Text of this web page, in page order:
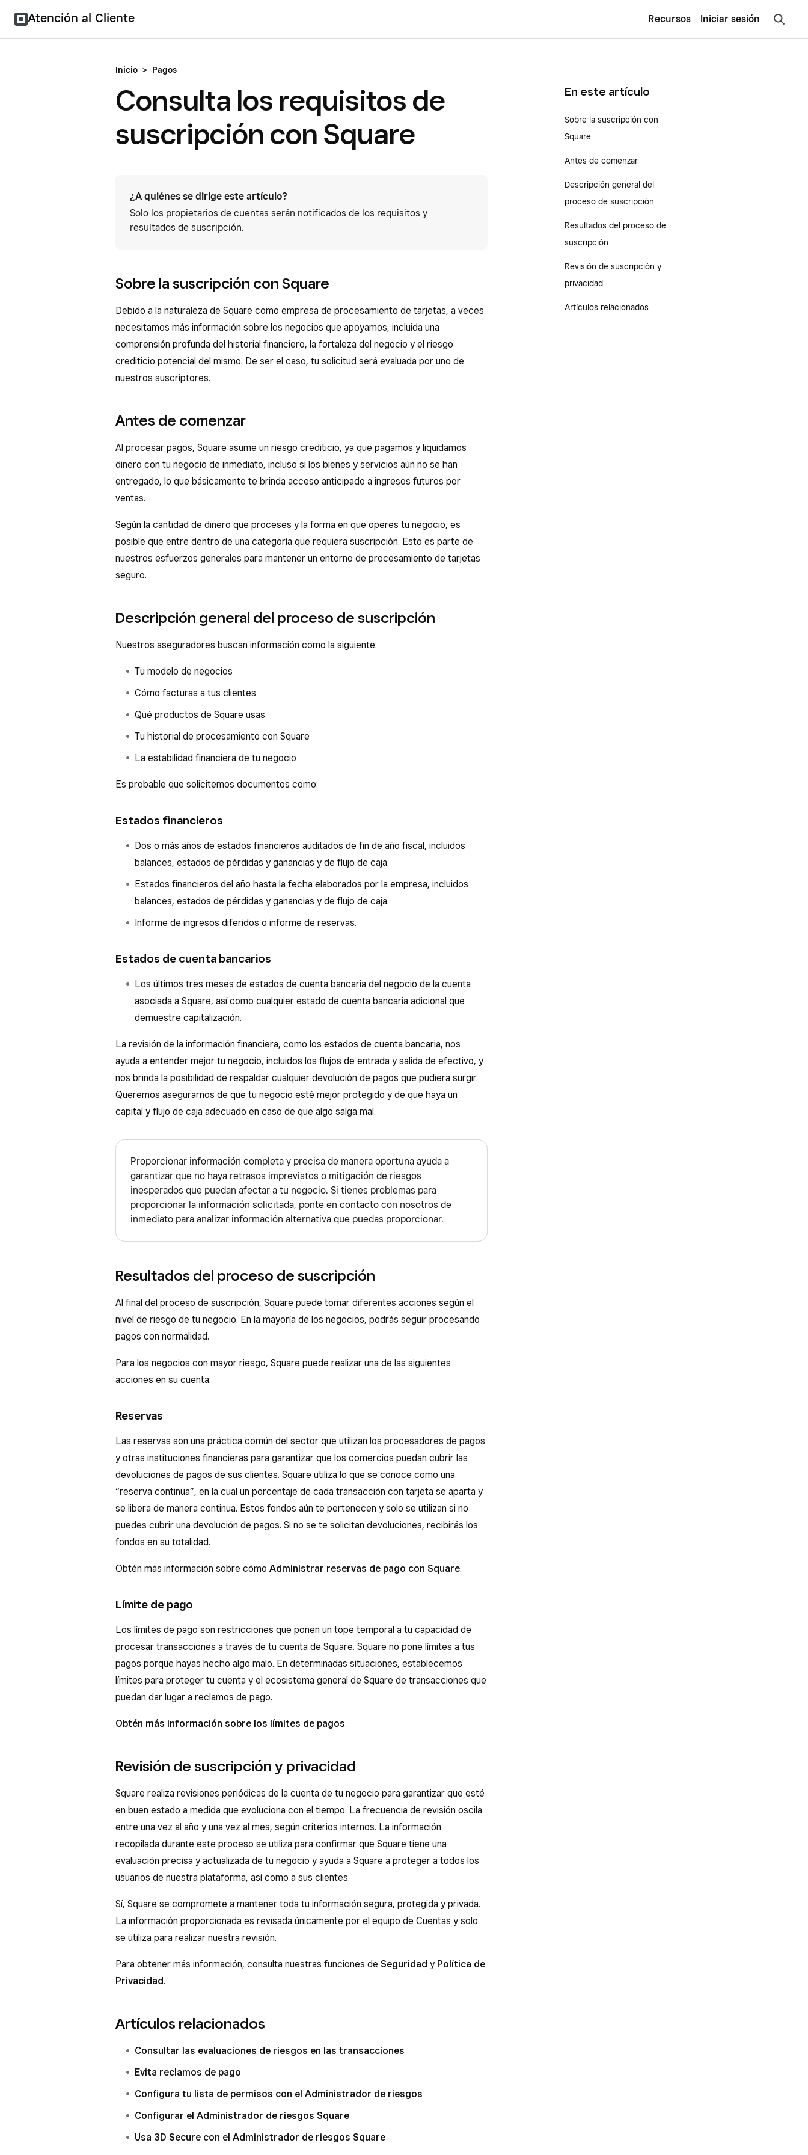
Atención al Cliente Recursos Iniciar sesión
Inicio > Pagos
Consulta los requisitos de
suscripción con Square
¿A quiénes se dirige este artículo?
Solo los propietarios de cuentas serán notificados de los requisitos y
resultados de suscripción.
Sobre la suscripción con Square
Debido a la naturaleza de Square como empresa de procesamiento de tarjetas, a veces
necesitamos más información sobre los negocios que apoyamos, incluida una
comprensión profunda del historial financiero, la fortaleza del negocio y el riesgo
crediticio potencial del mismo. De ser el caso, tu solicitud será evaluada por uno de
nuestros suscriptores.
Antes de comenzar
Al procesar pagos, Square asume un riesgo crediticio, ya que pagamos y liquidamos
dinero con tu negocio de inmediato, incluso si los bienes y servicios aún no se han
entregado, lo que básicamente te brinda acceso anticipado a ingresos futuros por
ventas.
Según la cantidad de dinero que proceses y la forma en que operes tu negocio, es
posible que entre dentro de una categoría que requiera suscripción. Esto es parte de
nuestros esfuerzos generales para mantener un entorno de procesamiento de tarjetas
seguro.
Descripción general del proceso de suscripción
Nuestros aseguradores buscan información como la siguiente:
Tu modelo de negocios
Cómo facturas a tus clientes
Qué productos de Square usas
Tu historial de procesamiento con Square
La estabilidad financiera de tu negocio
Es probable que solicitemos documentos como:
Estados financieros
Dos o más años de estados financieros auditados de fin de año fiscal, incluidos
balances, estados de pérdidas y ganancias y de flujo de caja.
Estados financieros del año hasta la fecha elaborados por la empresa, incluidos
balances, estados de pérdidas y ganancias y de flujo de caja.
Informe de ingresos diferidos o informe de reservas.
Estados de cuenta bancarios
Los últimos tres meses de estados de cuenta bancaria del negocio de la cuenta
asociada a Square, así como cualquier estado de cuenta bancaria adicional que
demuestre capitalización.
La revisión de la información financiera, como los estados de cuenta bancaria, nos
ayuda a entender mejor tu negocio, incluidos los flujos de entrada y salida de efectivo, y
nos brinda la posibilidad de respaldar cualquier devolución de pagos que pudiera surgir.
Queremos asegurarnos de que tu negocio esté mejor protegido y de que haya un
capital y flujo de caja adecuado en caso de que algo salga mal.
Proporcionar información completa y precisa de manera oportuna ayuda a
garantizar que no haya retrasos imprevistos o mitigación de riesgos
inesperados que puedan afectar a tu negocio. Si tienes problemas para
proporcionar la información solicitada, ponte en contacto con nosotros de
inmediato para analizar información alternativa que puedas proporcionar.
Resultados del proceso de suscripción
Al final del proceso de suscripción, Square puede tomar diferentes acciones según el
nivel de riesgo de tu negocio. En la mayoría de los negocios, podrás seguir procesando
pagos con normalidad.
Para los negocios con mayor riesgo, Square puede realizar una de las siguientes
acciones en su cuenta:
Reservas
Las reservas son una práctica común del sector que utilizan los procesadores de pagos
y otras instituciones financieras para garantizar que los comercios puedan cubrir las
devoluciones de pagos de sus clientes. Square utiliza lo que se conoce como una
“reserva continua”, en la cual un porcentaje de cada transacción con tarjeta se aparta y
se libera de manera continua. Estos fondos aún te pertenecen y solo se utilizan si no
puedes cubrir una devolución de pagos. Si no se te solicitan devoluciones, recibirás los
fondos en su totalidad.
Obtén más información sobre cómo Administrar reservas de pago con Square.
Límite de pago
Los límites de pago son restricciones que ponen un tope temporal a tu capacidad de
procesar transacciones a través de tu cuenta de Square. Square no pone límites a tus
pagos porque hayas hecho algo malo. En determinadas situaciones, establecemos
límites para proteger tu cuenta y el ecosistema general de Square de transacciones que
puedan dar lugar a reclamos de pago.
Obtén más información sobre los límites de pagos.
Revisión de suscripción y privacidad
Square realiza revisiones periódicas de la cuenta de tu negocio para garantizar que esté
en buen estado a medida que evoluciona con el tiempo. La frecuencia de revisión oscila
entre una vez al año y una vez al mes, según criterios internos. La información
recopilada durante este proceso se utiliza para confirmar que Square tiene una
evaluación precisa y actualizada de tu negocio y ayuda a Square a proteger a todos los
usuarios de nuestra plataforma, así como a sus clientes.
Sí, Square se compromete a mantener toda tu información segura, protegida y privada.
La información proporcionada es revisada únicamente por el equipo de Cuentas y solo
se utiliza para realizar nuestra revisión.
Para obtener más información, consulta nuestras funciones de Seguridad y Política de
Privacidad.
Artículos relacionados
Consultar las evaluaciones de riesgos en las transacciones
Evita reclamos de pago
Configura tu lista de permisos con el Administrador de riesgos
Configurar el Administrador de riesgos Square
Usa 3D Secure con el Administrador de riesgos Square
En este artículo
Sobre la suscripción con
Square
Antes de comenzar
Descripción general del
proceso de suscripción
Resultados del proceso de
suscripción
Revisión de suscripción y
privacidad
Artículos relacionados